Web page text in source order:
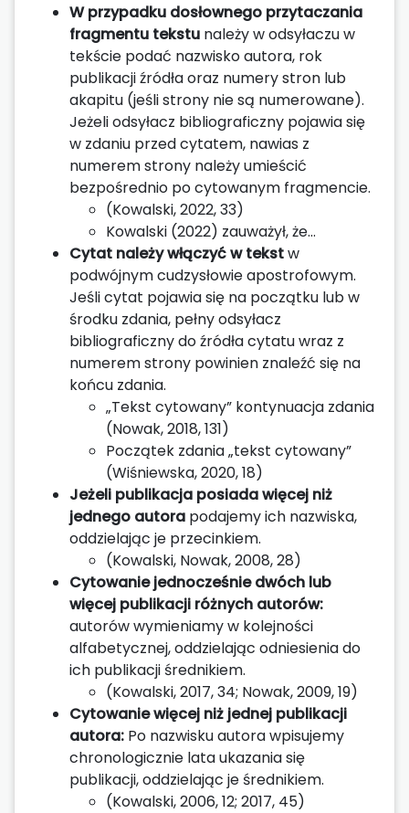
W przypadku dosłownego przytaczania
fragmentu tekstu należy w odsyłaczu w
tekście podać nazwisko autora, rok
publikacji źródła oraz numery stron lub
akapitu (jeśli strony nie są numerowane).
Jeżeli odsyłacz bibliograficzny pojawia się
w zdaniu przed cytatem, nawias z
numerem strony należy umieścić
bezpośrednio po cytowanym fragmencie.
(Kowalski, 2022, 33)
Kowalski (2022) zauważył, że...
Cytat należy włączyć w tekstw
podwójnym cudzysłowie apostrofowym.
Jeśli cytat pojawia się na początku lub w
środku zdania, pełny odsyłacz
bibliograficzny do źródła cytatu wraz z
numerem strony powinien znaleźć się na
końcu zdania.
„Tekst cytowany” kontynuacja zdania
(Nowak, 2018, 131)
Początek zdania „tekst cytowany”
(Wiśniewska, 2020, 18)
Jeżeli publikacja posiada więcej niż
jednego autora podajemy ich nazwiska,
oddzielając je przecinkiem.
(Kowalski, Nowak, 2008, 28)
Cytowanie jednocześnie dwóch lub
więcej publikacji różnych autorów:
autorów wymieniamy w kolejności
alfabetycznej, oddzielając odniesienia do
ich publikacji średnikiem.
(Kowalski, 2017, 34; Nowak, 2009, 19)
Cytowanie więcej niż jednej publikacji
autora: Po nazwisku autora wpisujemy
chronologicznie lata ukazania się
publikacji, oddzielając je średnikiem.
(Kowalski, 2006, 12; 2017, 45)